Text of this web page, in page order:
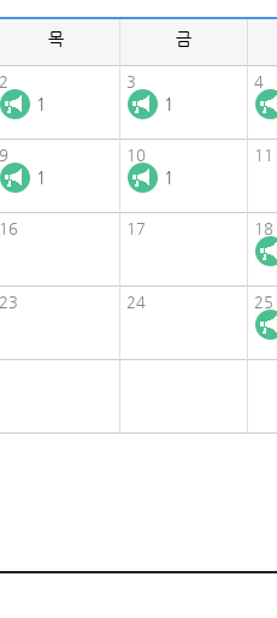
목 금
2
1
3
1
4
9
1
10
1
11
16 17 18
23 24 25